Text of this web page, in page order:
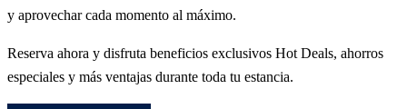
y aprovechar cada momento al máximo.
Reserva ahora y disfruta beneficios exclusivos Hot Deals, ahorros
especiales y más ventajas durante toda tu estancia.